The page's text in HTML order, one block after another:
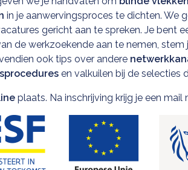
in je aanwervingsproces te dichten. We
gericht aan te spreken. Je bent
de werkzoekende aan te nemen,
ook tips over andere
en valkuilen bij de selecties
plaats. Na inschrijving krijg je een mail